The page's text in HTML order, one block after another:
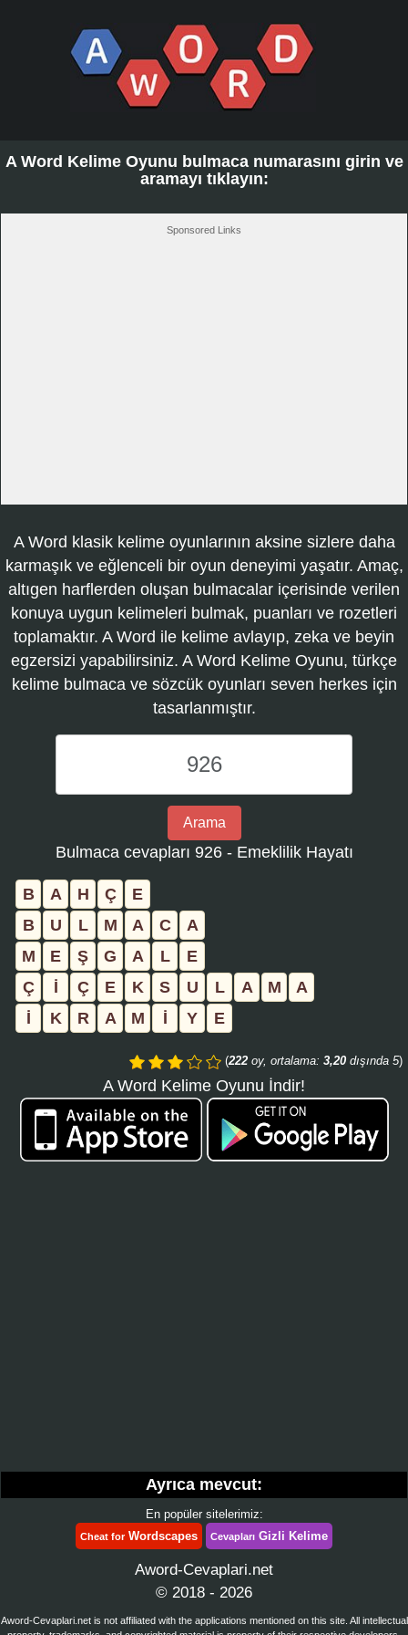
A Word Kelime Oyunu bulmaca numarasını girin ve
aramayı tıklayın:
Sponsored Links
A Word klasik kelime oyunlarının aksine sizlere daha
karmaşık ve eğlenceli bir oyun deneyimi yaşatır. Amaç,
altıgen harflerden oluşan bulmacalar içerisinde verilen
konuya uygun kelimeleri bulmak, puanları ve rozetleri
toplamaktır. A Word ile kelime avlayıp, zeka ve beyin
egzersizi yapabilirsiniz. A Word Kelime Oyunu, türkçe
kelime bulmaca ve sözcük oyunları seven herkes için
tasarlanmıştır.
Word
Kelime
Oyunu
bulmaca
ve
aramayı
Arama
Bulmaca cevapları 926 - Emeklilik Hayatı
B A H Ç
E
B
U L M A C
A
M
E Ş G A L
E
Ç
İ Ç E K S U L A M
A
İ
K R A M İ Y E
(222 oy, ortalama: 3,20 dışında 5)
A Word Kelime Oyunu İndir!
Ayrıca mevcut:
En popüler sitelerimiz:
Cheat forWordscapes Cevapları Gizli Kelime
Aword-Cevaplari.net
© 2018 - 2026
Aword-Cevaplari.net is not affiliated with the applications mentioned on this site. All intellectual